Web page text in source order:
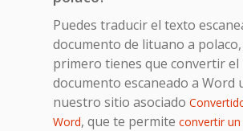
Puedes traducir el texto
documento de lituano a
primero tienes que convertir el
documento escaneado a Word
nuestro sitio asociado
Word, que te permite convertir